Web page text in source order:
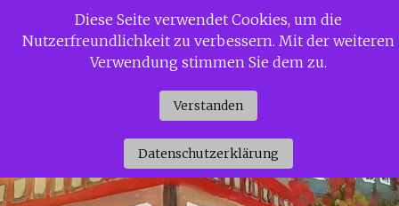
InhaltSiggi Gerdaus Welt
Diese Seite verwendet Cookies, um die
Nutzerfreundlichkeit zu verbessern. Mit der weiteren
Verwendung stimmen Sie dem zu.
Verstanden
Datenschutzerklärung